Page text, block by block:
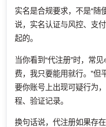
实名是合规要求，不是“随
说，实名认证与风控、支
起的。
当你看到“代注册”时，常
费，我只要能用就行。”但
要你账号上出现可疑行为
程、验证记录。
换句话说，代注册如果存